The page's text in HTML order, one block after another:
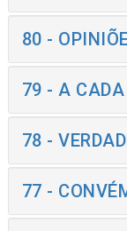
80 -
79 - A
78 -
77 -